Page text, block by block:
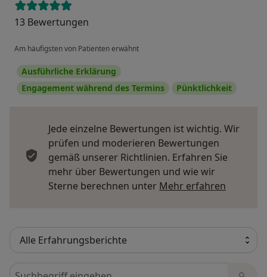
13 Bewertungen
Am häufigsten von Patienten erwähnt
Ausführliche Erklärung
Engagement während des Termins
Pünktlichkeit
Jede einzelne Bewertungen ist wichtig. Wir
prüfen und moderieren Bewertungen
gemäß unserer Richtlinien. Erfahren Sie
mehr über Bewertungen und wie wir
Sterne berechnen unter Mehr erfahren
Bewertungen durchsuchen